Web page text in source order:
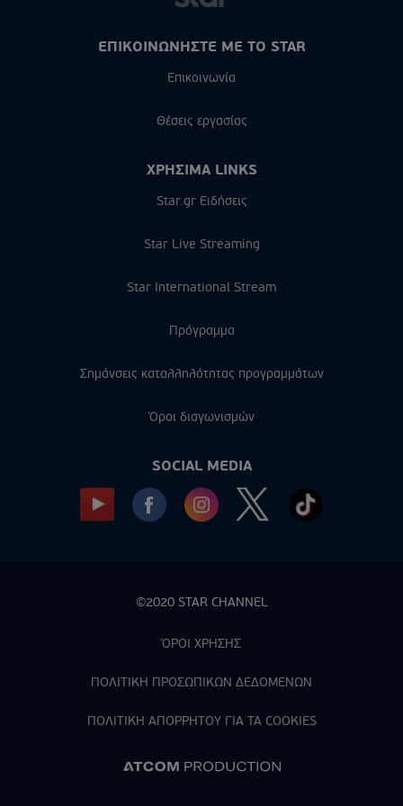
ΕΠΙΚΟΙΝΩΝΗΣΤΕ ΜΕ ΤΟ STAR
Επικοινωνία
Θέσεις εργασίας
ΧΡΗΣΙΜΑ LINKS
Star.gr Ειδήσεις
Star Live Streaming
Star International Stream
Πρόγραμμα
Σημάνσεις καταλληλότητας προγραμμάτων
Όροι διαγωνισμών
SOCIAL MEDIA
©2020 STAR CHANNEL
ΌΡΟΙ ΧΡΗΣΗΣ
ΠΟΛΙΤΙΚΗ ΠΡΟΣΩΠΙΚΩΝ ΔΕΔΟΜΕΝΩΝ
ΠΟΛΙΤΙΚΗ ΑΠΟΡPΗΤΟΥ ΓΙΑ ΤΑ COOKIES